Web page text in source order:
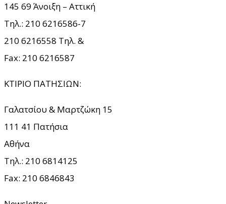
145 69 Άνοιξη – Αττική
Τηλ.: 210 6216586-7
210 6216558 Τηλ. &
Fax: 210 6216587
ΚΤΙΡΙΟ ΠΑΤΗΣΙΩΝ:
Γαλατσίου & Μαρτζώκη 15
111 41 Πατήσια
Αθήνα
Τηλ.: 210 6814125
Fax: 210 6846843